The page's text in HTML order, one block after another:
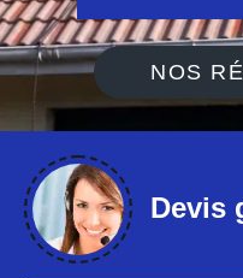
NOS
Devis